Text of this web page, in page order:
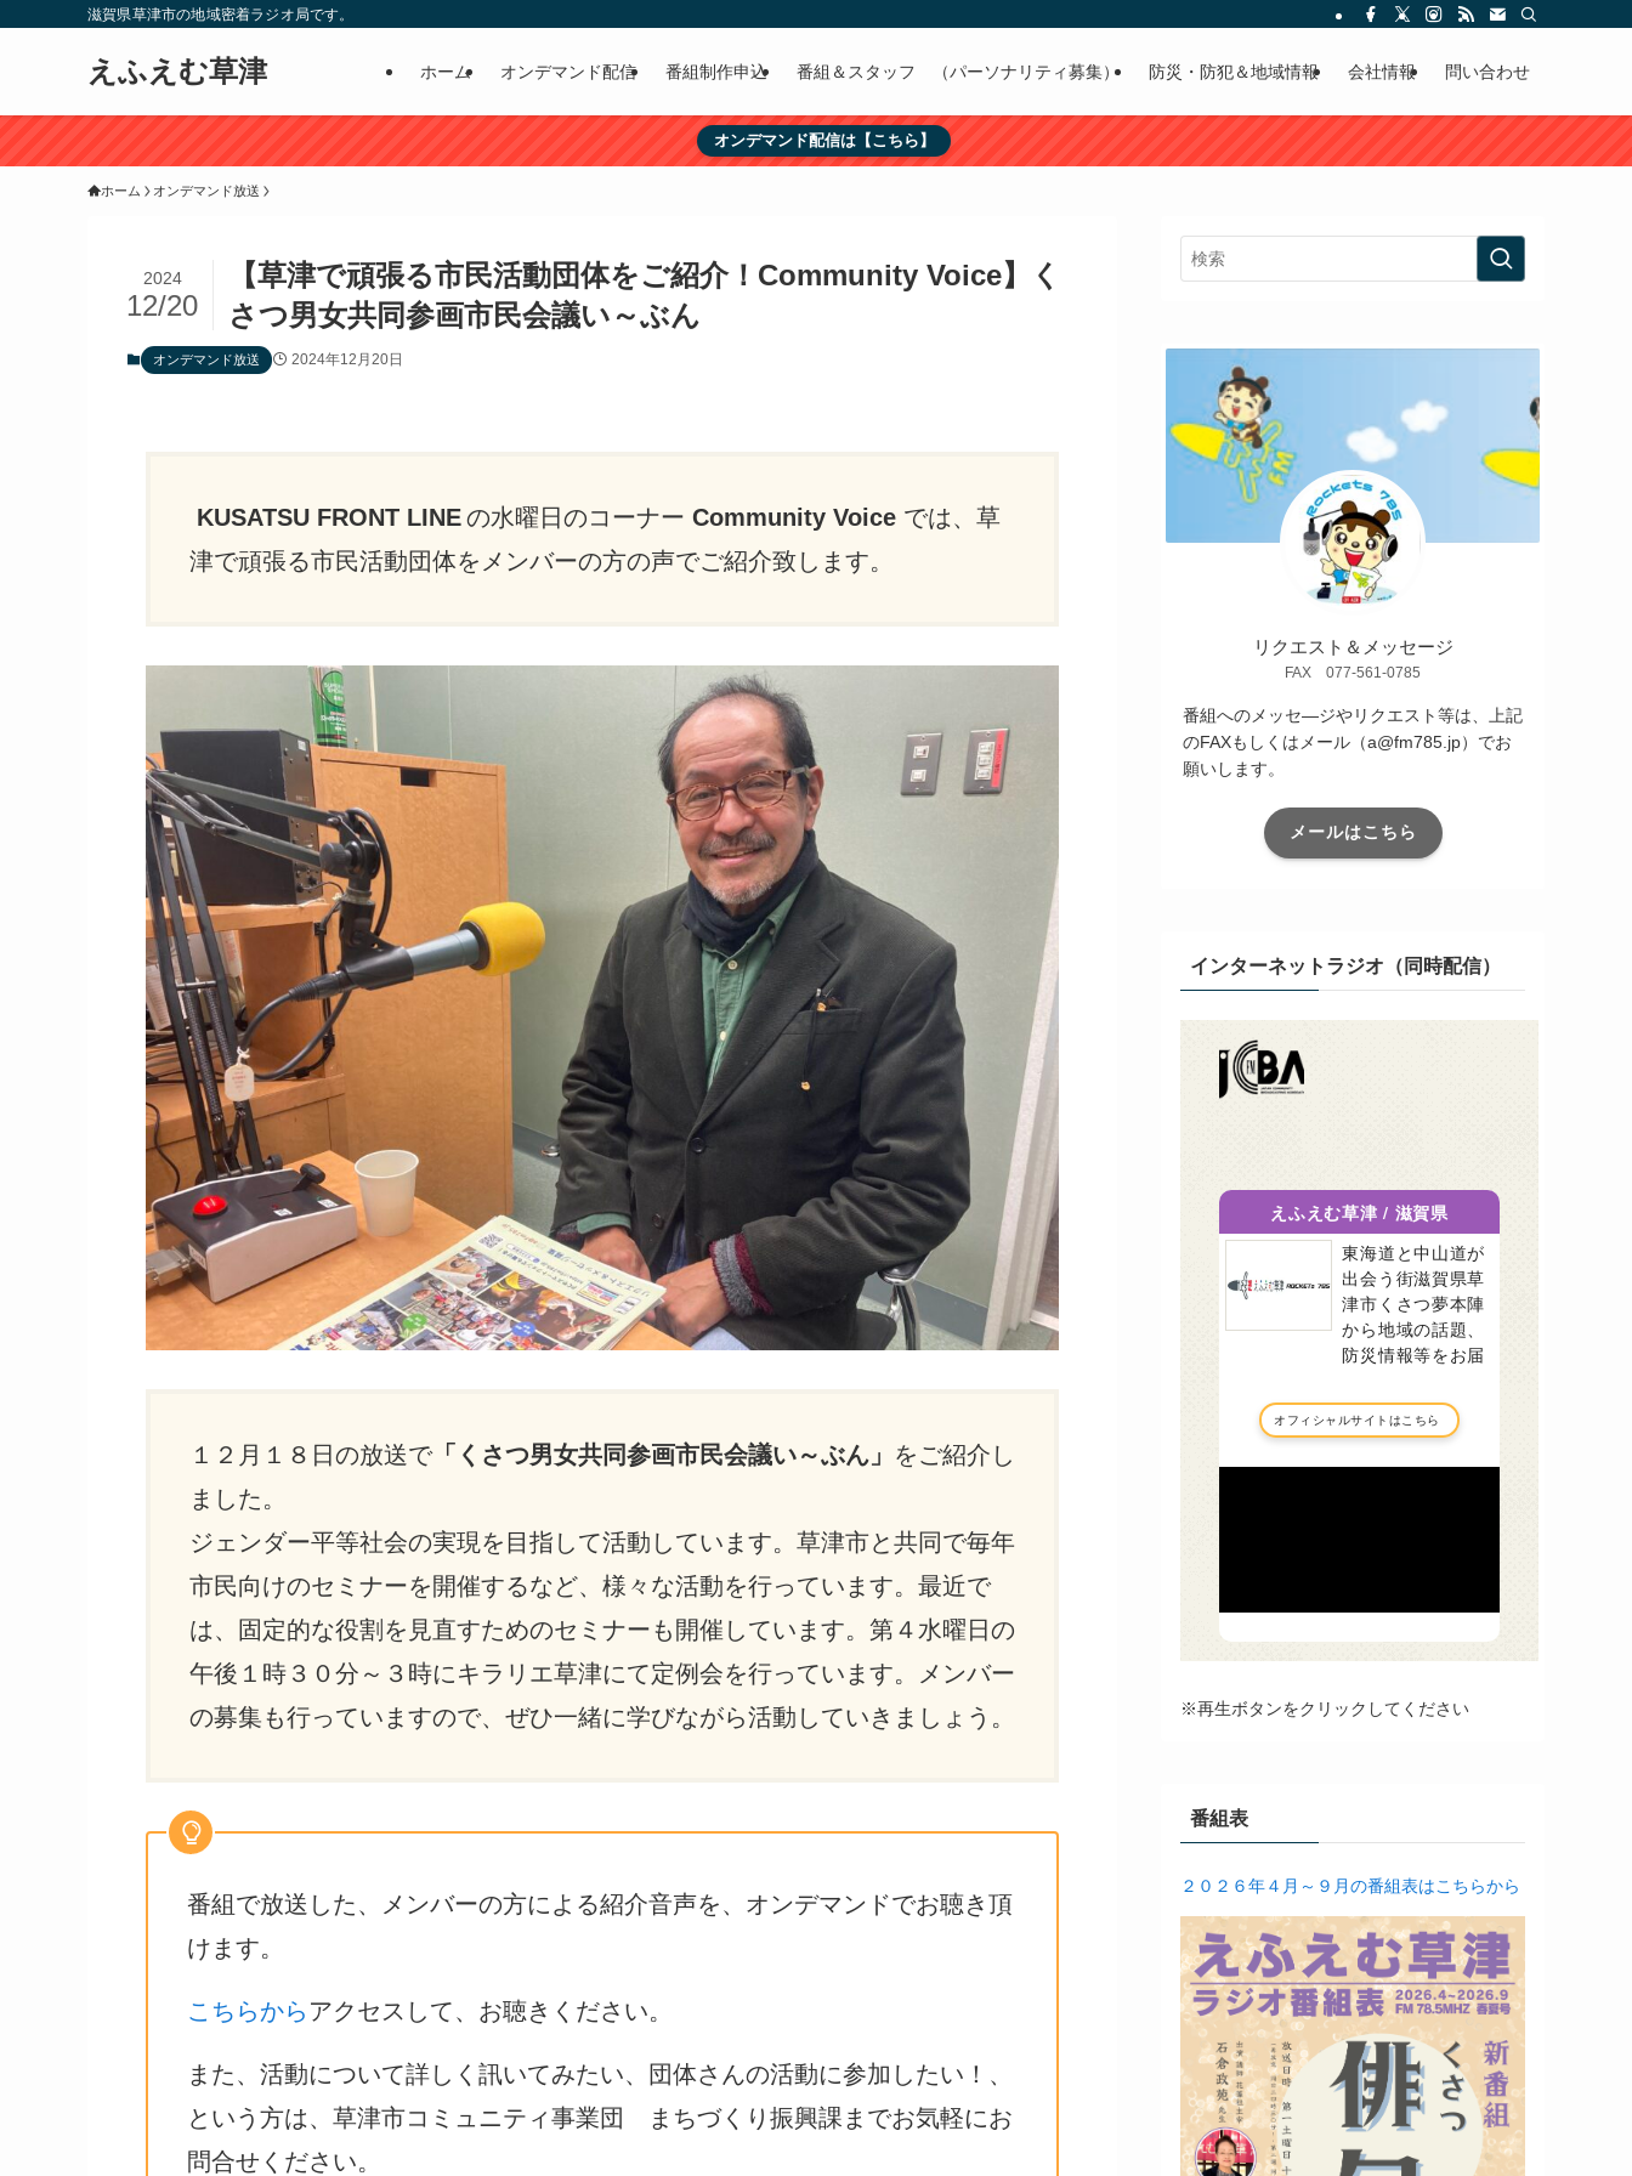
滋賀県草津市の地域密着ラジオ局です。
えふえむ草津 ホーム オンデマンド配信 番組制作申込 番組＆スタッフ （パーソナリティ募集） 防災・防犯＆地域情報 会社情報 問い合わせ
オンデマンド配信は【こちら】
ホーム オンデマンド放送
【草津で頑張る市民活動団体をご紹介！Community Voice】く
さつ男女共同参画市民会議い～ぶん
2024
12/20
オンデマンド放送 2024年12月20日
KUSATSU FRONT LINEの水曜日のコーナー Community Voice では、草
津で頑張る市民活動団体をメンバーの方の声でご紹介致します。
１２月１８日の放送で「 くさつ男女共同参画市民会議い～ぶん 」 をご紹介し
ました。
ジェンダー平等社会の実現を目指して活動しています。草津市と共同で毎年
市民向けのセミナーを開催するなど、様々な活動を行っています。最近で
は、固定的な役割を見直すためのセミナーも開催しています。第４水曜日の
午後１時３０分～３時にキラリエ草津にて定例会を行っています。メンバー
の募集も行っていますので、ぜひ一緒に学びながら活動していきましょう。
番組で放送した、メンバーの方による紹介音声を、オンデマンドでお聴き頂
けます。
こちらから アクセスして、お聴きください。
また、活動について詳しく訊いてみたい、団体さんの活動に参加したい！、
という方は、草津市コミュニティ事業団 まちづくり振興課までお気軽にお
問合せください。
リクエスト＆メッセージ
FAX 077-561-0785
番組へのメッセ―ジやリクエスト等は、上記
のFAXもしくはメール（a@fm785.jp）でお
願いします。
メールはこちら
インターネットラジオ（同時配信）
※再生ボタンをクリックしてください
番組表
２０２６年４月～９月の番組表はこちらから